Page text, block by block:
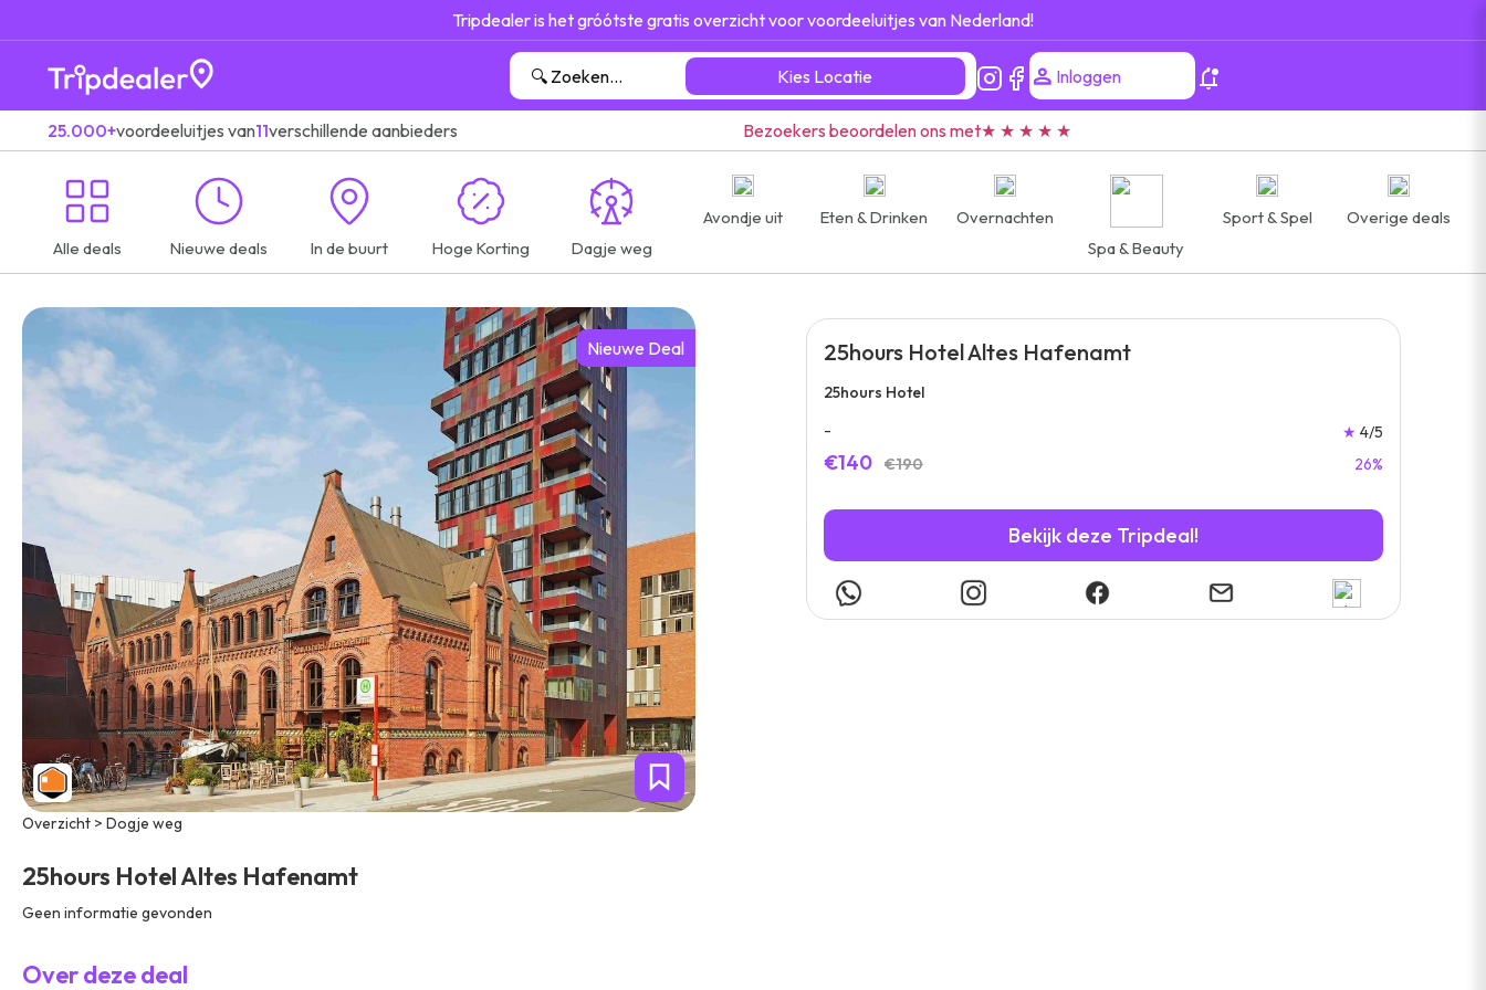
Tripdealer is het gróótste gratis overzicht voor voordeeluitjes van Nederland!
Kies Locatie Inloggen
25.000+voordeeluitjes van11verschillende aanbieders Bezoekers beoordelen ons met★ ★ ★ ★ ★
Alle deals Nieuwe deals In de buurt Hoge Korting Dagje weg
Avondje uit Eten & Drinken
Overnachten
Spa & Beauty
Sport & Spel Overige deals
Nieuwe Deal
Overzicht > Dogje weg
25hours Hotel Altes Hafenamt
Geen informatie gevonden
Over deze deal
25hours Hotel Altes Hafenamt
25hours Hotel
-
€140 €190
★ 4/5
26%
Bekijk deze Tripdeal!